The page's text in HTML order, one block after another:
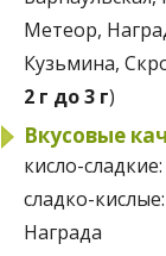
Метеор,
Кузьмина,
2 г до 3 г)
Вкусовые
кисло-сладкие:
сладко-кислые:
Награда